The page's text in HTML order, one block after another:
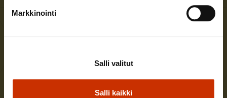
Markkinointi
Salli kaikki
Salli valitut
Lisätietoja
Assistentti järjestötoiminnan yksikköön